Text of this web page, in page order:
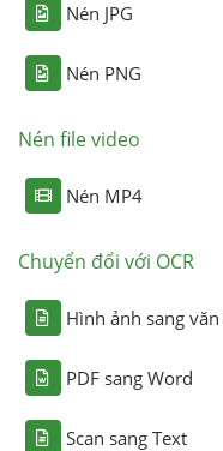
Nén JPG
Nén PNG
Nén file video
Nén MP4
Chuyển đổi với OCR
Hình ảnh sang
PDF sang Word
Scan sang Text